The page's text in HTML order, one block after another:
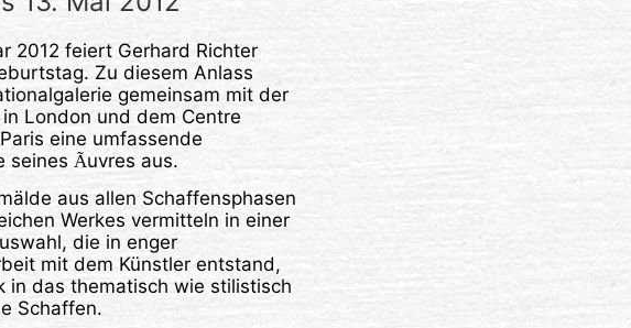
2012 feiert Gerhard Richter
Zu diesem Anlass
gemeinsam mit der
London und dem Centre
eine umfassende
seines Ãuvres aus.
aus allen Schaffensphasen
Werkes vermitteln in einer
die in enger
mit dem Künstler entstand,
in das thematisch wie stilistisch
Schaffen.